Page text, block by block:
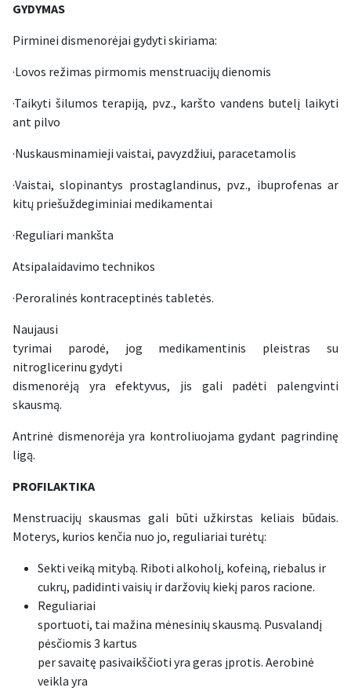
GYDYMAS
Pirminei dismenorėjai gydyti skiriama:
·Lovos režimas pirmomis menstruacijų dienomis
·Taikyti šilumos terapiją, pvz., karšto vandens butelį laikyti
ant pilvo
·Nuskausminamieji vaistai, pavyzdžiui, paracetamolis
·Vaistai, slopinantys prostaglandinus, pvz., ibuprofenas ar
kitų priešuždegiminiai medikamentai
·Reguliari mankšta
Atsipalaidavimo technikos
·Peroralinės kontraceptinės tabletės.
Naujausi
tyrimai parodė, jog medikamentinis pleistras su
nitroglicerinu gydyti
dismenorėją yra efektyvus, jis gali padėti palengvinti
skausmą.
Antrinė dismenorėja yra kontroliuojama gydant pagrindinę
ligą.
PROFILAKTIKA
Menstruacijų skausmas gali būti užkirstas keliais būdais.
Moterys, kurios kenčia nuo jo, reguliariai turėtų:
Sekti veiką mitybą. Riboti alkoholį, kofeiną, riebalus ir
cukrų, padidinti vaisių ir daržovių kiekį paros racione.
Reguliariai
sportuoti, tai mažina mėnesinių skausmą. Pusvalandį
pėsčiomis 3 kartus
per savaitę pasivaikščioti yra geras įprotis. Aerobinė
veikla yra